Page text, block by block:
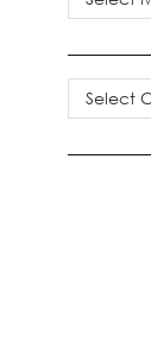
Categories